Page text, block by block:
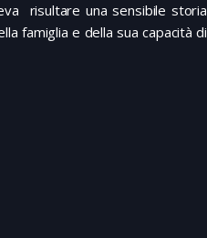
risultare una sensibile storia
famiglia e della sua capacità di